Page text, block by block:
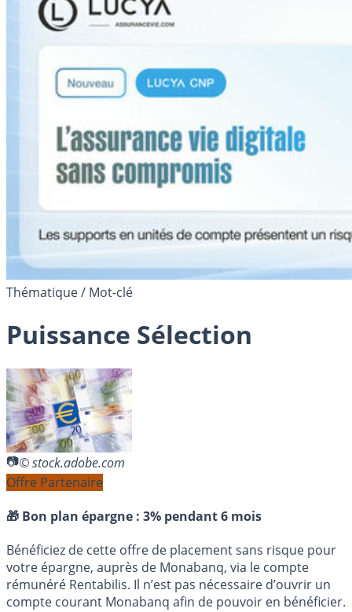
Thématique / Mot-clé
Puissance Sélection
© stock.adobe.com
Offre Partenaire
🎁 Bon plan épargne : 3% pendant 6 mois
Bénéficiez de cette offre de placement sans risque pour
votre épargne, auprès de Monabanq, via le compte
rémunéré Rentabilis. Il n’est pas nécessaire d’ouvrir un
compte courant Monabanq afin de pouvoir en bénéficier.